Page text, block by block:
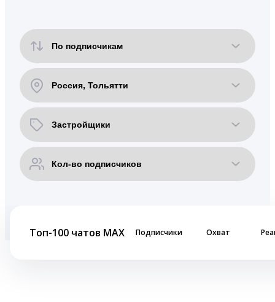
Топ-100 чатов MAX Подписчики Охват